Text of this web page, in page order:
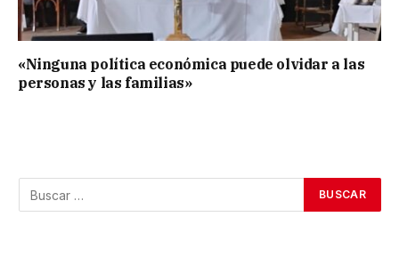
«Ninguna política económica puede olvidar a las
personas y las familias»